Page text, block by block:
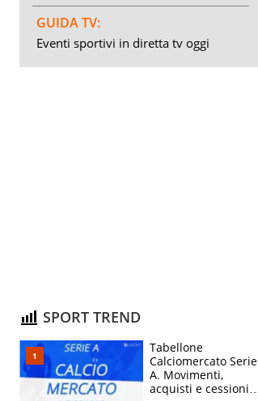
GUIDA TV:
Eventi sportivi in diretta tv oggi
SPORT TREND
Tabellone
Calciomercato Serie
A. Movimenti,
acquisti e cessioni: